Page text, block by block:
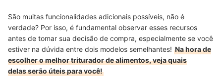
São muitas funcionalidades adicionais possíveis, não é
verdade? Por isso, é fundamental observar esses recursos
antes de tomar sua decisão de compra, especialmente se você
estiver na dúvida entre dois modelos semelhantes! Na hora de
escolher o melhor triturador de alimentos, veja quais
delas serão úteis para você!